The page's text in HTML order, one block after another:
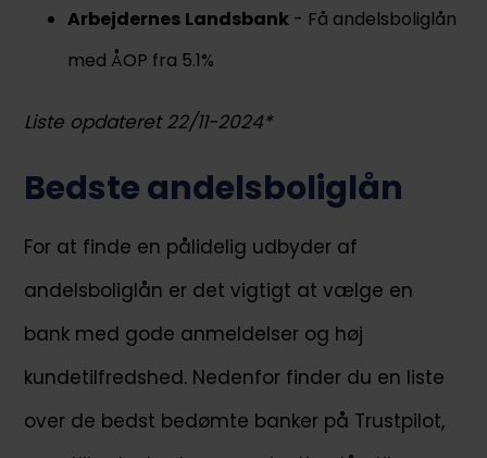
Arbejdernes Landsbank - Få andelsboliglån
med ÅOP fra 5.1%
Liste opdateret 22/11-2024*
Bedste andelsboliglån
For at finde en pålidelig udbyder af
andelsboliglån er det vigtigt at vælge en
bank med gode anmeldelser og høj
kundetilfredshed. Nedenfor finder du en liste
over de bedst bedømte banker på Trustpilot,